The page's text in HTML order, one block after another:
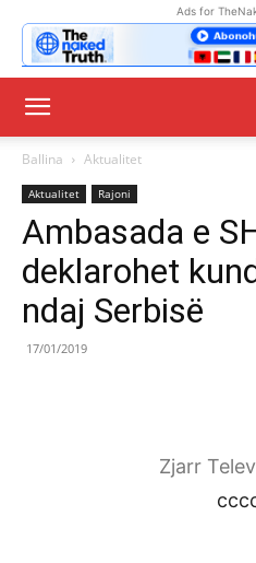
Ads for
Ballina Aktualitet
Aktualitet Rajoni
Ambasada e
deklarohet
ndaj Serbisë
17/01/2019
Zjarr